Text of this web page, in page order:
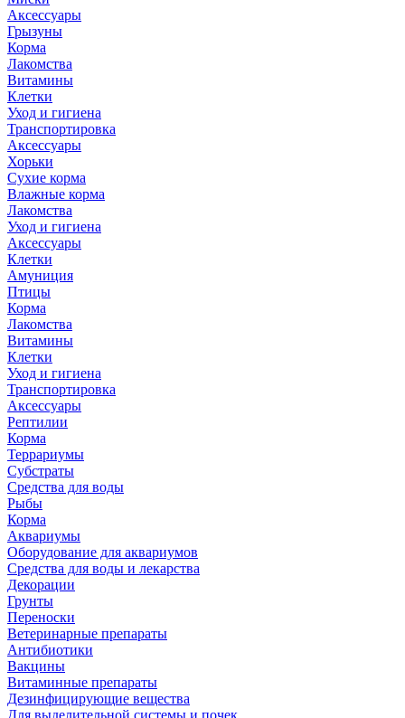
Аксессуары
Грызуны
Корма
Лакомства
Витамины
Клетки
Уход и гигиена
Транспортировка
Аксессуары
Хорьки
Сухие корма
Влажные корма
Лакомства
Уход и гигиена
Аксессуары
Клетки
Амуниция
Птицы
Корма
Лакомства
Витамины
Клетки
Уход и гигиена
Транспортировка
Аксессуары
Рептилии
Корма
Террариумы
Субстраты
Средства для воды
Рыбы
Корма
Аквариумы
Оборудование для аквариумов
Средства для воды и лекарства
Декорации
Грунты
Переноски
Ветеринарные препараты
Антибиотики
Вакцины
Витаминные препараты
Дезинфицирующие вещества
Для выделительной системы и почек